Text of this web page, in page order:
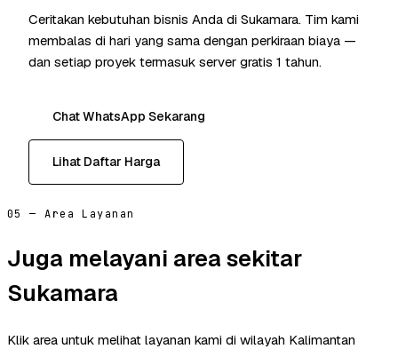
Ceritakan kebutuhan bisnis Anda di Sukamara. Tim kami
membalas di hari yang sama dengan perkiraan biaya —
dan setiap proyek termasuk server gratis 1 tahun.
Chat WhatsApp Sekarang
Lihat Daftar Harga
05 — Area Layanan
Juga melayani area sekitar
Sukamara
Klik area untuk melihat layanan kami di wilayah Kalimantan